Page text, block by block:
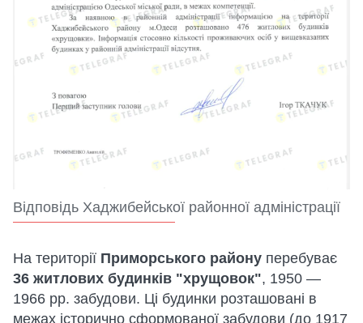
Відповідь Хаджибейської районної адміністрації
На території Приморського району перебуває
36 житлових будинків "хрущовок", 1950 —
1966 рр. забудови. Ці будинки розташовані в
межах історично сформованої забудови (до 1917